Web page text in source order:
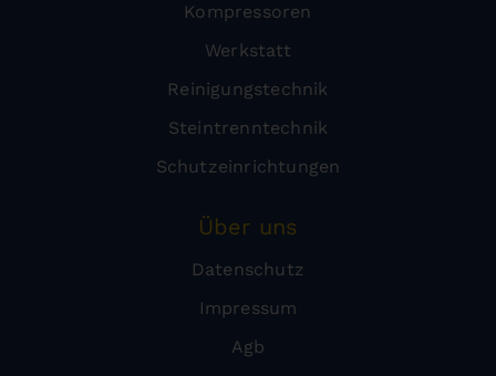
Kompressoren
Werkstatt
Reinigungstechnik
Steintrenntechnik
Schutzeinrichtungen
Über uns
Datenschutz
Impressum
Agb